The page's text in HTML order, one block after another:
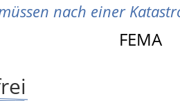
nach einer
FEMA